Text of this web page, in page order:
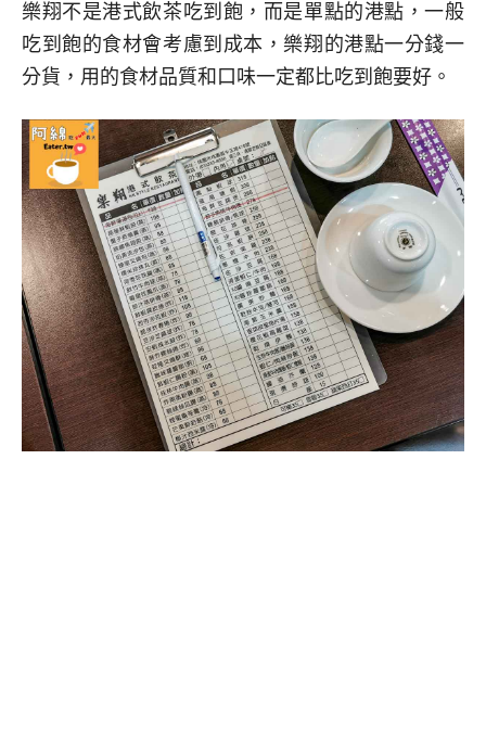
樂翔不是港式飲茶吃到飽，而是單點的港點，一般
吃到飽的食材會考慮到成本，樂翔的港點一分錢一
分貨，用的食材品質和口味一定都比吃到飽要好。